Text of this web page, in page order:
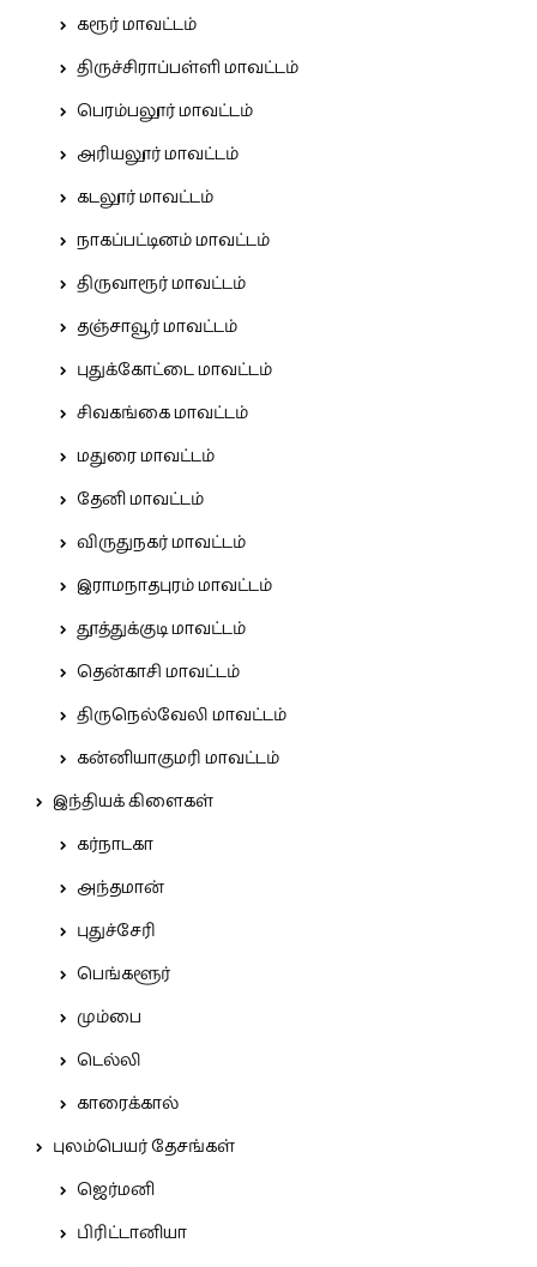
கரூர் மாவட்டம்
திருச்சிராப்பள்ளி மாவட்டம்
பெரம்பலூர் மாவட்டம்
அரியலூர் மாவட்டம்
கடலூர் மாவட்டம்
நாகப்பட்டினம் மாவட்டம்
திருவாரூர் மாவட்டம்
தஞ்சாவூர் மாவட்டம்
புதுக்கோட்டை மாவட்டம்
சிவகங்கை மாவட்டம்
மதுரை மாவட்டம்
தேனி மாவட்டம்
விருதுநகர் மாவட்டம்
இராமநாதபுரம் மாவட்டம்
தூத்துக்குடி மாவட்டம்
தென்காசி மாவட்டம்
திருநெல்வேலி மாவட்டம்
கன்னியாகுமரி மாவட்டம்
இந்தியக் கிளைகள்
கர்நாடகா
அந்தமான்
புதுச்சேரி
பெங்களூர்
மும்பை
டெல்லி
காரைக்கால்
புலம்பெயர் தேசங்கள்
ஜெர்மனி
பிரிட்டானியா